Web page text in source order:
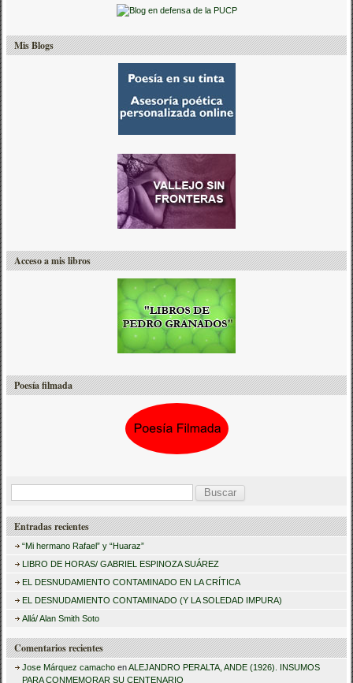
Mis Blogs
Acceso a mis libros
Poesía filmada
s
r
Entradas recientes
“Mi hermano Rafael” y “Huaraz”
LIBRO DE HORAS/ GABRIEL ESPINOZA SUÁREZ
EL DESNUDAMIENTO CONTAMINADO EN LA CRÍTICA
EL DESNUDAMIENTO CONTAMINADO (Y LA SOLEDAD IMPURA)
Allá/ Alan Smith Soto
Comentarios recientes
Jose Márquez camacho enALEJANDRO PERALTA, ANDE (1926). INSUMOS
PARA CONMEMORAR SU CENTENARIO